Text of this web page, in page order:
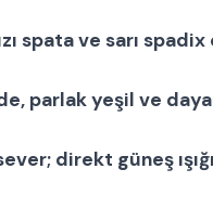
spata ve sarı
parlak yeşil ve
sever; direkt güneş